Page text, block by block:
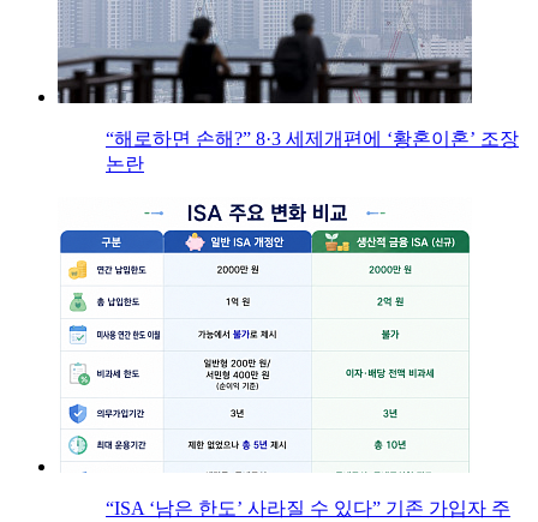
“해로하면 손해?” 8·3 세제개편에 ‘황혼이혼’ 조장
논란
“ISA ‘남은 한도’ 사라질 수 있다” 기존 가입자 주